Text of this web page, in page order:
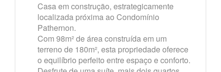
Casa em construção, estrategicamente
localizada próxima ao Condomínio
Pathernon.
Com 98m² de área construída em um
terreno de 180m², esta propriedade oferece
o equilíbrio perfeito entre espaço e conforto.